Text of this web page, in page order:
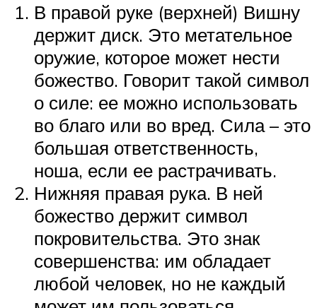
В правой руке (верхней) Вишну
держит диск. Это метательное
оружие, которое может нести
божество. Говорит такой символ
о силе: ее можно использовать
во благо или во вред. Сила – это
большая ответственность,
ноша, если ее растрачивать.
Нижняя правая рука. В ней
божество держит символ
покровительства. Это знак
совершенства: им обладает
любой человек, но не каждый